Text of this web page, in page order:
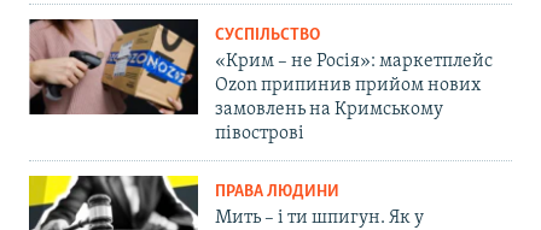
СУСПІЛЬСТВО
«Крим – не Росія»: маркетплейс
Ozon припинив прийом нових
замовлень на Кримському
півострові
ПРАВА ЛЮДИНИ
Мить – і ти шпигун. Як у